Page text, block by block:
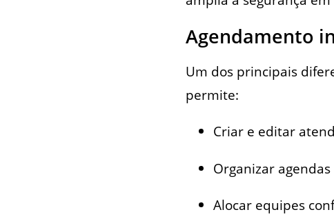
Agendamento
Um dos principais
permite:
Criar e editar
Organizar
Alocar equipes